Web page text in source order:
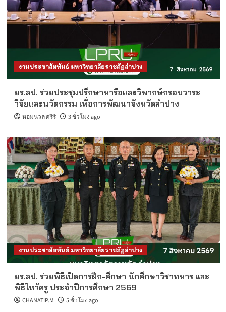
งานประชาสัมพันธ์ มหาวิทยาลัยราชภัฏลำปาง
มร.ลป. ร่วมประชุมปรึกษาหารือและวิพากษ์กรอบวาระ
วิจัยและนวัตกรรม เพื่อการพัฒนาจังหวัดลำปาง
หอมนวล ศรีริ 3 ชั่วโมง ago
งานประชาสัมพันธ์ มหาวิทยาลัยราชภัฏลำปาง
มร.ลป. ร่วมพิธีเปิดการฝึก-ศึกษา นักศึกษาวิชาทหาร และ
พิธีไหว้ครู ประจำปีการศึกษา 2569
CHANATIP.M 5 ชั่วโมง ago